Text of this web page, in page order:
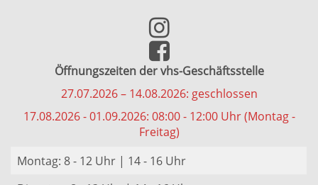
Öffnungszeiten der vhs-Geschäftsstelle
27.07.2026 – 14.08.2026: geschlossen
17.08.2026 - 01.09.2026: 08:00 - 12:00 Uhr (Montag -
Freitag)
Montag: 8 - 12 Uhr | 14 - 16 Uhr